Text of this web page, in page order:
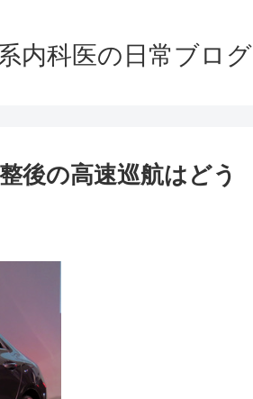
内科医の日常ブログ
後の高速巡航はどう